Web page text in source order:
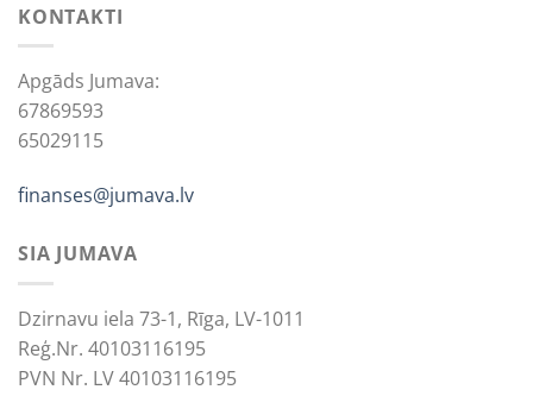
KONTAKTI
Apgāds Jumava:
67869593
65029115
finanses@jumava.lv
SIA JUMAVA
Dzirnavu iela 73-1, Rīga, LV-1011
Reģ.Nr. 40103116195
PVN Nr. LV 40103116195